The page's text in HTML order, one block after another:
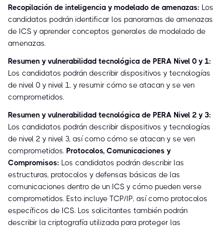
Recopilación de inteligencia y modelado de amenazas: Los
candidatos podrán identificar los panoramas de amenazas
de ICS y aprender conceptos generales de modelado de
amenazas.
Resumen y vulnerabilidad tecnológica de PERA Nivel 0 y 1:
Los candidatos podrán describir dispositivos y tecnologías
de nivel 0 y nivel 1, y resumir cómo se atacan y se ven
comprometidos.
Resumen y vulnerabilidad tecnológica de PERA Nivel 2 y 3:
Los candidatos podrán describir dispositivos y tecnologías
de nivel 2 y nivel 3, así como cómo se atacan y se ven
comprometidos. Protocolos, Comunicaciones y
Compromisos: Los candidatos podrán describir las
estructuras, protocolos y defensas básicas de las
comunicaciones dentro de un ICS y cómo pueden verse
comprometidos. Esto incluye TCP/IP, así como protocolos
específicos de ICS. Los solicitantes también podrán
describir la criptografía utilizada para proteger las